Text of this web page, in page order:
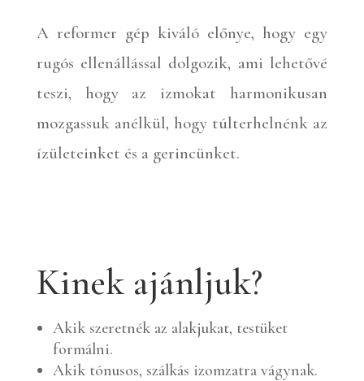
A reformer gép kiváló előnye, hogy egy
rugós ellenállással dolgozik, ami lehetővé
teszi, hogy az izmokat harmonikusan
mozgassuk anélkül, hogy túlterhelnénk az
ízületeinket és a gerincünket.
Kinek ajánljuk?
Akik szeretnék az alakjukat, testüket
formálni.
Akik tónusos, szálkás izomzatra vágynak.